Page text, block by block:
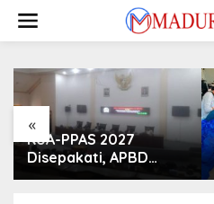
konten
«
KUA-PPAS 2027
Disepakati, APBD
Sampang Defisit Rp